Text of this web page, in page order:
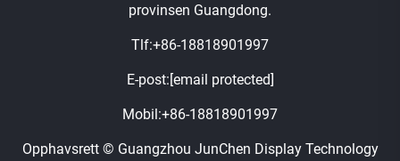
provinsen Guangdong.
Tlf:+86-18818901997
E-post: [email protected]
Mobil:+86-18818901997
Opphavsrett © Guangzhou JunChen Display Technology